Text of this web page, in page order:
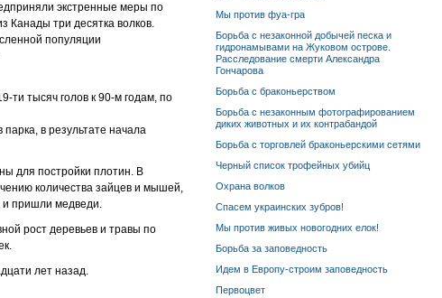
экстренные меры по
Канады три десятка волков.
популяции
ти тысяч голов к 90-м годам, по
в результате начала
для постройки плотин. В
количества зайцев и мышей,
и пришли медведи.
рост деревьев и травы по
лет назад.
Мы против фуа-гра
Борьба с незаконной добычей песка и
гидронамывами на Жуковом острове.
Расследование смерти Александра
Гончарова
Борьба с браконьерством
Борьба с незаконным фотографированием
диких животных и их контрабандой
Борьба с торговлей браконьерскими сетями
Черный список трофейных убийц
Охрана волков
Спасем украинских зубров!
Мы против живых новогодних елок!
Борьба за заповедность
Идем в Европу-строим заповедность
Первоцвет